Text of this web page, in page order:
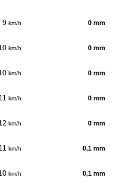
9 km/h 0 mm
km/h 0 mm
km/h 0 mm
11 km/h 0 mm
km/h 0 mm
11 km/h 0,1 mm
km/h 0,1 mm